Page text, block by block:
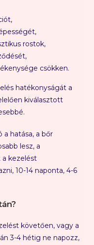
rostok,
csökken.
hatékonyságát a
kiválasztott
a hatása, a bőr
lesz, a
kezelést
10-14 naponta, 4-6
követően, vagy a
3-4 hétig ne napozz,